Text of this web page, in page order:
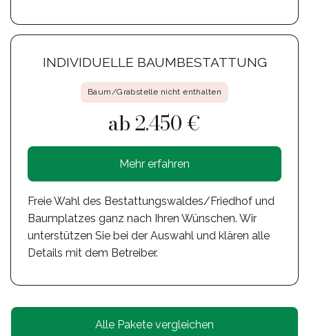
INDIVIDUELLE BAUMBESTATTUNG
Baum/Grabstelle nicht enthalten
ab 2.450 €
Mehr erfahren
Freie Wahl des Bestattungswaldes/Friedhof und
Baumplatzes ganz nach Ihren Wünschen. Wir
unterstützen Sie bei der Auswahl und klären alle
Details mit dem Betreiber.
Alle Pakete vergleichen